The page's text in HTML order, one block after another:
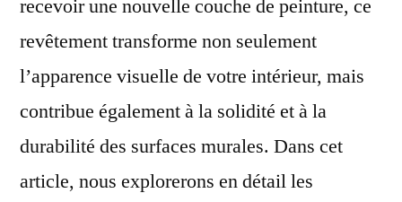
recevoir une nouvelle couche de peinture, ce
revêtement transforme non seulement
l’apparence visuelle de votre intérieur, mais
contribue également à la solidité et à la
durabilité des surfaces murales. Dans cet
article, nous explorerons en détail les